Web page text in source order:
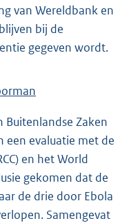
van Wereldbank en
bij de
gegeven wordt.
Buitenlandse Zaken
een evaluatie met de
en het World
gekomen dat de
de drie door Ebola
Samengevat